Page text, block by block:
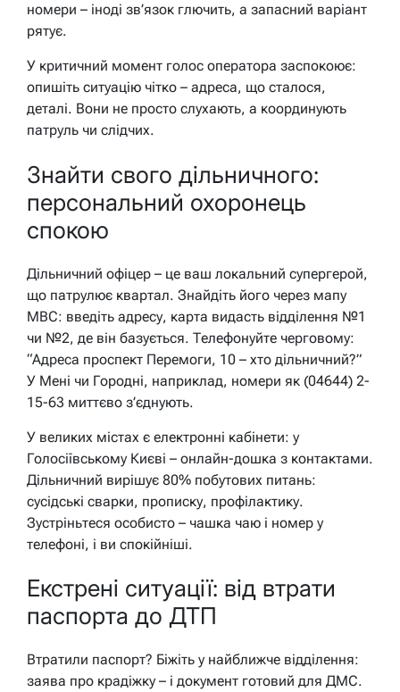
номери – іноді зв’язок глючить, а запасний варіант
рятує.
У критичний момент голос оператора заспокоює:
опишіть ситуацію чітко – адреса, що сталося,
деталі. Вони не просто слухають, а координують
патруль чи слідчих.
Знайти свого дільничного:
персональний охоронець
спокою
Дільничний офіцер – це ваш локальний супергерой,
що патрулює квартал. Знайдіть його через мапу
МВС: введіть адресу, карта видасть відділення №1
чи №2, де він базується. Телефонуйте черговому:
“Адреса проспект Перемоги, 10 – хто дільничний?”
У Мені чи Городні, наприклад, номери як (04644) 2-
15-63 миттєво з’єднують.
У великих містах є електронні кабінети: у
Голосіївському Києві – онлайн-дошка з контактами.
Дільничний вирішує 80% побутових питань:
сусідські сварки, прописку, профілактику.
Зустріньтеся особисто – чашка чаю і номер у
телефоні, і ви спокійніші.
Екстрені ситуації: від втрати
паспорта до ДТП
Втратили паспорт? Біжіть у найближче відділення:
заява про крадіжку – і документ готовий для ДМС.